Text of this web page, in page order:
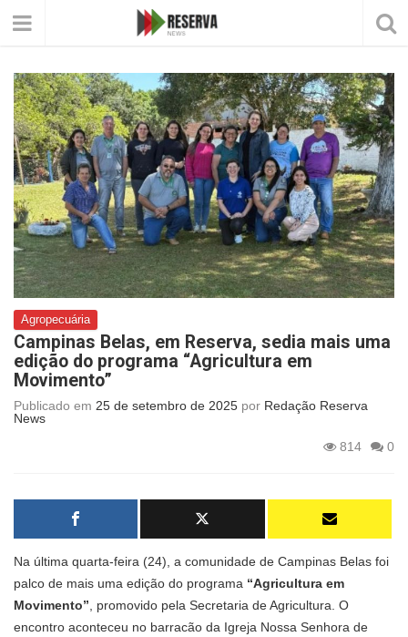
Agropecuária
Campinas Belas, em Reserva, sedia mais uma
edição do programa “Agricultura em
Movimento”
Publicado em 25 de setembro de 2025 por Redação Reserva
News
814
0
Na última quarta-feira (24), a comunidade de Campinas Belas foi
palco de mais uma edição do programa “Agricultura em
Movimento”, promovido pela Secretaria de Agricultura. O
encontro aconteceu no barracão da Igreja Nossa Senhora de